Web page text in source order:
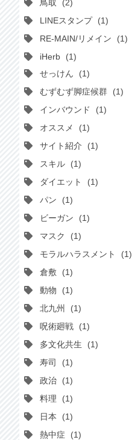
鳥取
2
LINEスタンプ
1
RE-MAIN/リメイン
1
iHerb
1
せっけん
1
むずむず脚症候群
1
インバウンド
1
オススメ
1
サイト紹介
1
スキル
1
ダイエット
1
パン
1
ビーガン
1
マスク
1
モラルハラスメント
1
倉敷
1
動物
1
北九州
1
呪術廻戦
1
多文化共生
1
寿司
1
政治
1
料理
1
日本
1
熱中症
1